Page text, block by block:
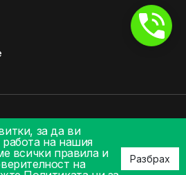
за да ви
на нашия
всички правила и
на
Разбрах